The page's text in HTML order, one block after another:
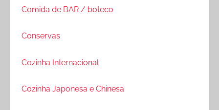
Comida de BAR / boteco
Conservas
Cozinha Internacional
Cozinha Japonesa e Chinesa